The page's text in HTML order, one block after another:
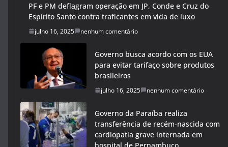
PF e PM deflagram operação em JP, Conde e Cruz do
Espírito Santo contra traficantes em vida de luxo
julho 16, 2025 nenhum comentário
Governo busca acordo com os EUA
para evitar tarifaço sobre produtos
brasileiros
julho 16, 2025 nenhum comentário
Governo da Paraíba realiza
transferência de recém-nascida com
cardiopatia grave internada em
hospital de Pernambuco